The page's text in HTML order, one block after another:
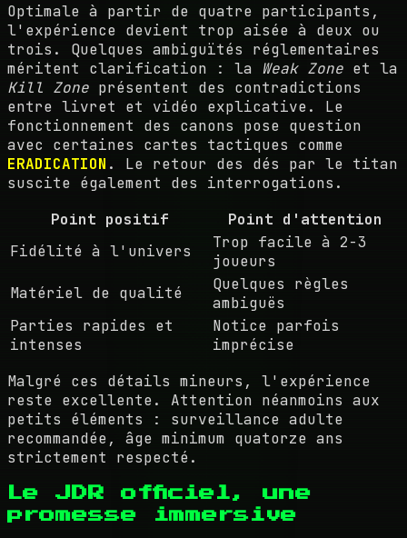
Optimale à partir de quatre participants,
l'expérience devient trop aisée à deux ou
trois. Quelques ambiguïtés réglementaires
méritent clarification : la Weak Zone et la
Kill Zone présentent des contradictions
entre livret et vidéo explicative. Le
fonctionnement des canons pose question
avec certaines cartes tactiques comme
ERADICATION . Le retour des dés par le titan
suscite également des interrogations.
Point positif
Point d'attention
Fidélité à l'univers
Trop facile à 2-3
joueurs
Matériel de qualité
Quelques règles
ambiguës
Parties rapides et
intenses
Notice parfois
imprécise
Malgré ces détails mineurs, l'expérience
reste excellente. Attention néanmoins aux
petits éléments : surveillance adulte
recommandée, âge minimum quatorze ans
strictement respecté.
Le JDR officiel, une
promesse immersive